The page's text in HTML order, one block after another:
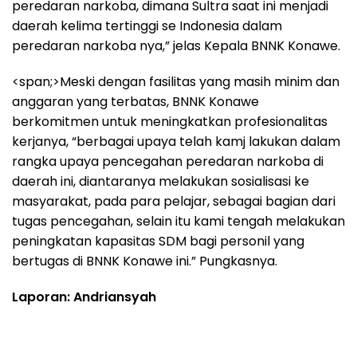
peredaran narkoba, dimana Sultra saat ini menjadi
daerah kelima tertinggi se Indonesia dalam
peredaran narkoba nya,” jelas Kepala BNNK Konawe.
<span;>Meski dengan fasilitas yang masih minim dan
anggaran yang terbatas, BNNK Konawe
berkomitmen untuk meningkatkan profesionalitas
kerjanya, “berbagai upaya telah kamj lakukan dalam
rangka upaya pencegahan peredaran narkoba di
daerah ini, diantaranya melakukan sosialisasi ke
masyarakat, pada para pelajar, sebagai bagian dari
tugas pencegahan, selain itu kami tengah melakukan
peningkatan kapasitas SDM bagi personil yang
bertugas di BNNK Konawe ini.” Pungkasnya.
Laporan: Andriansyah